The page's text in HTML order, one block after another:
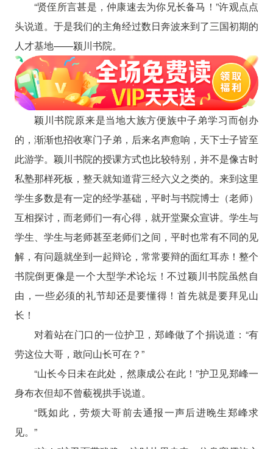
“贤侄所言甚是，仲康速去为你兄长备马！”许观点点
头说道。于是我们的主角经过数日奔波来到了三国初期的
人才基地——颍川书院。
颖川书院原来是当地大族方便族中子弟学习而创办
的，渐渐也招收寒门子弟，后来名声愈响，天下士子皆至
此游学。颖川书院的授课方式也比较特别，并不是像古时
私塾那样死板，整天就知道背三经六义之类的。来到这里
学生多数是有一定的经学基础，平时与书院博士（老师）
互相探讨，而老师们一有心得，就开堂聚众宣讲。学生与
学生、学生与老师甚至老师们之间，平时也常有不同的见
解，有问题就坐到一起辩论，常常要辩的面红耳赤！整个
书院倒更像是一个大型学术论坛！不过颖川书院虽然自
由，一些必须的礼节却还是要懂得！首先就是要拜见山
长！
对着站在门口的一位护卫，郑峰做了个捐说道：“有
劳这位大哥，敢问山长可在？”
“山长今日未在此处，然康成公在此！”护卫见郑峰一
身布衣但却不曾藐视拱手说道。
“既如此，劳烦大哥前去通报一声后进晚生郑峰求
见。”